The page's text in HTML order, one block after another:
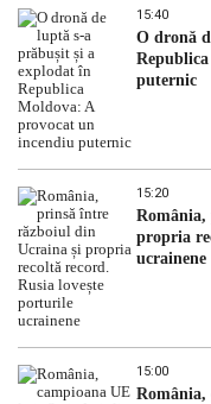
15:40
O dronă
puternic
15:20
propria
ucrainene
15:00
România,